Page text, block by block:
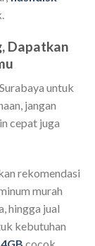
Dapatkan
untuk
jangan
cepat juga
rekomendasi
murah
hingga jual
kebutuhan